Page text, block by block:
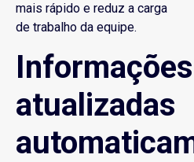
mais rápido e reduz a carga
de trabalho da equipe.
Informações
atualizadas